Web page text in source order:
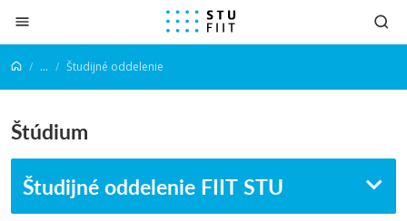
Prejsť na obsah
... Študijné oddelenie
Štúdium
Študijné oddelenie FIIT STU